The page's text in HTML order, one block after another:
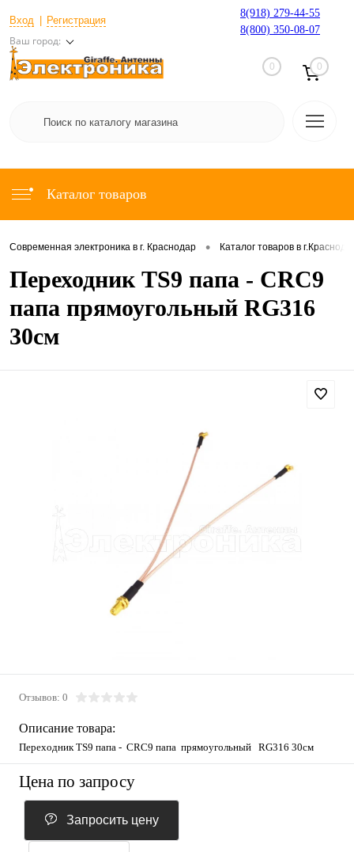
Вход Регистрация
Ваш город:
8(918) 279-44-55
8(800) 350-08-07
0 0
Каталог товаров
Современная электроника в г. Краснодар • Каталог товаров в
Переходник TS9 папа - CRC9
папа прямоугольный RG316
30см
Отзывов: 0
Описание товара:
Переходник TS9 папа - CRC9 папа прямоугольный RG316 30см
Цена по запросу
Запросить цену